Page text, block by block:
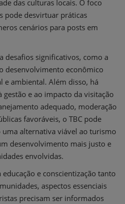
das culturas locais. O foco
pode desvirtuar práticas
cenários para posts em
desafios significativos, como a
desenvolvimento econômico
e ambiental. Além disso, há
e ao impacto da visitação
adequado, moderação
favoráveis, o TBC pode
alternativa viável ao turismo
desenvolvimento mais justo e
envolvidas.
e conscientização tanto
aspectos essenciais
precisam ser informados